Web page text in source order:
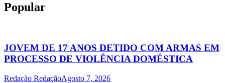
Popular
JOVEM DE 17 ANOS DETIDO COM ARMAS EM
PROCESSO DE VIOLÊNCIA DOMÉSTICA
Redação RedaçãoAgosto 7, 2026